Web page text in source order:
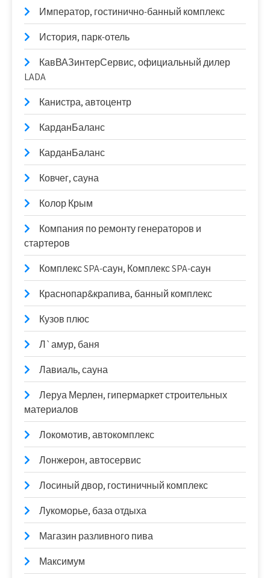
Император, гостинично-банный комплекс
История, парк-отель
КавВАЗинтерСервис, официальный дилер
LADA
Канистра, автоцентр
КарданБаланс
КарданБаланс
Ковчег, сауна
Колор Крым
Компания по ремонту генераторов и
стартеров
Комплекс SPA-саун, Комплекс SPA-саун
Краснопар&крапива, банный комплекс
Кузов плюс
Л`амур, баня
Лавиаль, сауна
Леруа Мерлен, гипермаркет строительных
материалов
Локомотив, автокомплекс
Лонжерон, автосервис
Лосиный двор, гостиничный комплекс
Лукоморье, база отдыха
Магазин разливного пива
Максимум